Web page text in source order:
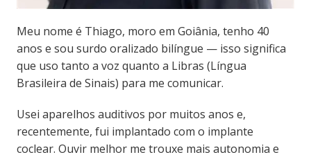
Meu nome é Thiago, moro em Goiânia, tenho 40
anos e sou surdo oralizado bilíngue — isso significa
que uso tanto a voz quanto a Libras (Língua
Brasileira de Sinais) para me comunicar.
Usei aparelhos auditivos por muitos anos e,
recentemente, fui implantado com o implante
coclear. Ouvir melhor me trouxe mais autonomia e